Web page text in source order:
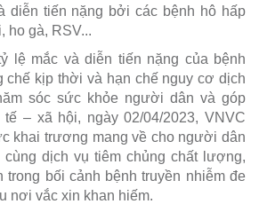
diễn tiến nặng bởi các bệnh hô hấp
ho gà, RSV...
lệ mắc và diễn tiến nặng của bệnh
chế kịp thời và hạn chế nguy cơ dịch
sóc sức khỏe người dân và góp
– xã hội, ngày 02/04/2023, VNVC
khai trương mang về cho người dân
dịch vụ tiêm chủng chất lượng,
trong bối cảnh bệnh truyền nhiễm đe
nơi vắc xin khan hiếm.